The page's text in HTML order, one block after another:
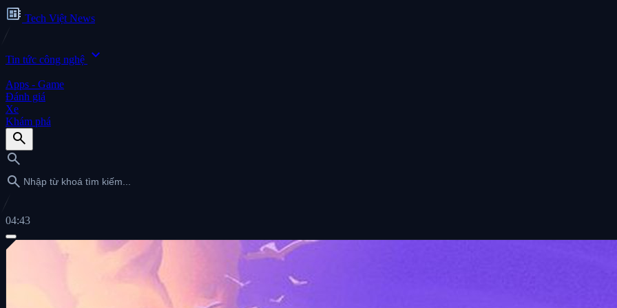
developer_board Tech Việt News
Tin tức công nghệ expand_more
Apps - Game
Đánh giá
Xe
Khám phá
search
search
search
04:43